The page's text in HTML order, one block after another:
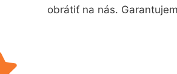
obrátiť na nás.